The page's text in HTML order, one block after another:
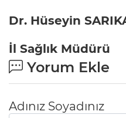
Dr. Hüseyin
İl Sağlık Müdürü
Yorum Ekle
Adınız Soyadınız